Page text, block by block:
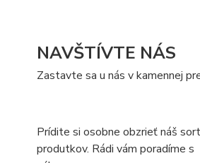
NAVŠTÍVTE NÁS
Zastavte sa u nás v kamennej
Prídite si osobne obzrieť náš
produtkov. Rádi vám poradíme s